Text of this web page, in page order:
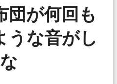
団が何回も
うな音がし
な